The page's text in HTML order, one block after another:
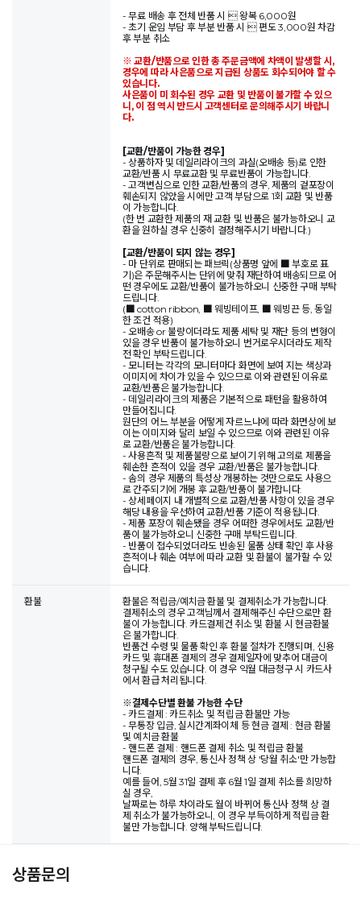
- 무료 배송 후 전체 반품 시  왕복 6,000원
- 초기 운임 부담 후 부분 반품 시  편도 3,000원 차감
후 부분 취소
※ 교환/반품으로 인한 총 주문금액에 차액이 발생할 시,
경우에 따라 사은품으로 지급된 상품도 회수되어야 할 수
있습니다.
사은품이 미 회수된 경우 교환 및 반품이 불가할 수 있으
니, 이 점 역시 반드시 고객센터로 문의해주시기 바랍니
다.
[교환/반품이 가능한 경우]
- 상품하자 및 데일리라이크의 과실(오배송 등)로 인한
교환/반품 시 무료교환 및 무료반품이 가능합니다.
- 고객변심으로 인한 교환/반품의 경우, 제품의 겉포장이
훼손되지 않았을 시에만 고객 부담으로 1회 교환 및 반품
이 가능합니다.
(한 번 교환한 제품의 재 교환 및 반품은 불가능하오니 교
환을 원하실 경우 신중히 결정해주시기 바랍니다.)
[교환/반품이 되지 않는 경우]
- 마 단위로 판매되는 패브릭(상품명 앞에 ■ 부호로 표
기)은 주문해주시는 단위에 맞춰 재단하여 배송되므로 어
떤 경우에도 교환/반품이 불가능하오니 신중한 구매 부탁
드립니다.
(■ cotton ribbon, ■ 웨빙테이프, ■ 웨빙끈 등, 동일
한 조건 적용)
- 오배송 or 불량이더라도 제품 세탁 및 재단 등의 변형이
있을 경우 반품이 불가능하오니 번거로우시더라도 제작
전 확인 부탁드립니다.
- 모니터는 각각의 모니터마다 화면에 보여 지는 색상과
이미지에 차이가 있을 수 있으므로 이와 관련된 이유로
교환/반품은 불가능합니다.
- 데일리라이크의 제품은 기본적으로 패턴을 활용하여
만들어집니다.
원단의 어느 부분을 어떻게 자르느냐에 따라 화면상에 보
이는 이미지와 달리 보일 수 있으므로 이와 관련된 이유
로 교환/반품은 불가능합니다.
- 사용흔적 및 제품불량으로 보이기 위해 고의로 제품을
훼손한 흔적이 있을 경우 교환/반품은 불가능합니다.
- 솜의 경우 제품의 특성상 개봉하는 것만으로도 사용으
로 간주되기에 개봉 후 교환/반품이 불가합니다.
- 상세페이지 내 개별적으로 교환/반품 사항이 있을 경우
해당 내용을 우선하여 교환/반품 기준이 적용됩니다.
- 제품 포장이 훼손됐을 경우 어떠한 경우에서도 교환/반
품이 불가능하오니 신중한 구매 부탁드립니다.
- 반품이 접수되었더라도 반송된 물품 상태 확인 후 사용
흔적이나 훼손 여부에 따라 교환 및 환불이 불가할 수 있
습니다.
환불
환불은 적립금/예치금 환불 및 결제취소가 가능합니다.
결제취소의 경우 고객님께서 결제해주신 수단으로만 환
불이 가능합니다. 카드결제건 취소 및 환불 시 현금환불
은 불가합니다.
반품건 수령 및 물품 확인 후 환불 절차가 진행되며, 신용
카드 및 휴대폰 결제의 경우 결제일자에 맞추어 대금이
청구될 수도 있습니다. 이 경우 익월 대금청구 시 카드사
에서 환급 처리됩니다.
※결제수단별 환불 가능한 수단
- 카드결제 : 카드취소 및 적립금 환불만 가능
- 무통장 입금, 실시간계좌이체 등 현금 결제 : 현금 환불
및 예치금 환불
- 핸드폰 결제 : 핸드폰 결제 취소 및 적립금 환불
핸드폰 결제의 경우, 통신사 정책 상 '당월 취소'만 가능합
니다.
예를 들어, 5월 31일 결제 후 6월 1일 결제 취소를 희망하
실 경우,
날짜로는 하루 차이라도 월이 바뀌어 통신사 정책 상 결
제 취소가 불가능하오니, 이 경우 부득이하게 적립금 환
불만 가능합니다. 양해 부탁드립니다.
상품문의